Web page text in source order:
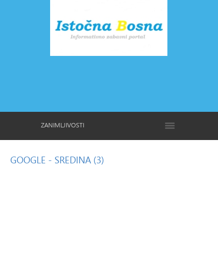
ZANIMLJIVOSTI
GOOGLE - SREDINA (3)